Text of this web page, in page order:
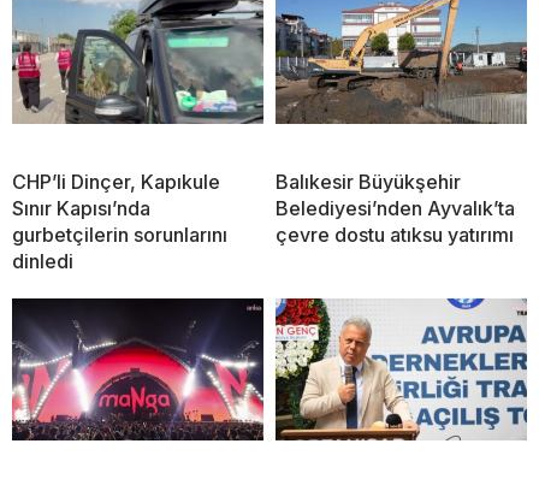
CHP’li Dinçer, Kapıkule
Sınır Kapısı’nda
gurbetçilerin sorunlarını
dinledi
Balıkesir Büyükşehir
Belediyesi’nden Ayvalık’ta
çevre dostu atıksu yatırımı